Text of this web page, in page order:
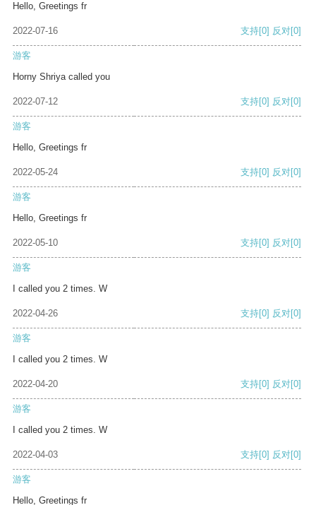
Hello, Greetings fr
2022-07-16 支持[0] 反对[0]
游客
Horny Shriya called you
2022-07-12 支持[0] 反对[0]
游客
Hello, Greetings fr
2022-05-24 支持[0] 反对[0]
游客
Hello, Greetings fr
2022-05-10 支持[0] 反对[0]
游客
I called you 2 times. W
2022-04-26 支持[0] 反对[0]
游客
I called you 2 times. W
2022-04-20 支持[0] 反对[0]
游客
I called you 2 times. W
2022-04-03 支持[0] 反对[0]
游客
Hello, Greetings fr